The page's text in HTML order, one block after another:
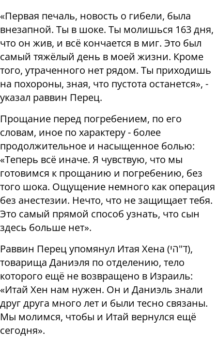
«Первая печаль, новость о гибели, была
внезапной. Ты в шоке. Ты молишься 163 дня,
что он жив, и всё кончается в миг. Это был
самый тяжёлый день в моей жизни. Кроме
того, утраченного нет рядом. Ты приходишь
на похороны, зная, что пустота останется», -
указал раввин Перец.
Прощание перед погребением, по его
словам, иное по характеру - более
продолжительное и насыщенное болью:
«Теперь всё иначе. Я чувствую, что мы
готовимся к прощанию и погребению, без
того шока. Ощущение немного как операция
без анестезии. Нечто, что не защищает тебя.
Это самый прямой способ узнать, что сын
здесь больше нет».
Раввин Перец упомянул Итая Хена (הי"ד),
товарища Даниэля по отделению, тело
которого ещё не возвращено в Израиль:
«Итай Хен нам нужен. Он и Даниэль знали
друг друга много лет и были тесно связаны.
Мы молимся, чтобы и Итай вернулся ещё
сегодня».